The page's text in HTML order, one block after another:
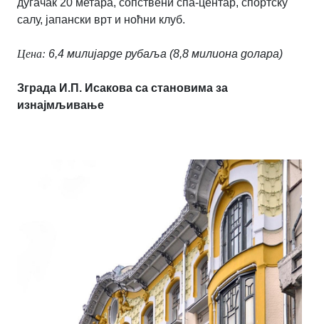
дугачак 20 метара, сопствени спа-центар, спортску
салу, јапански врт и ноћни клуб.
Цена: 6,4 милијарде рубаља (8,8 милиона долара)
Зграда И.П. Исакова са становима за
изнајмљивање